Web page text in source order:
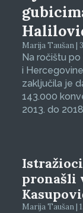
Marija Taušan |
Na ročištu
i
zaključila je
143.000
2013. do
pronašli
Marija Taušan |